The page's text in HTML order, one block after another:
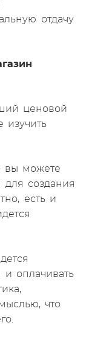
отдачу
ценовой
изучить
вы можете
создания
есть и
и оплачивать
что